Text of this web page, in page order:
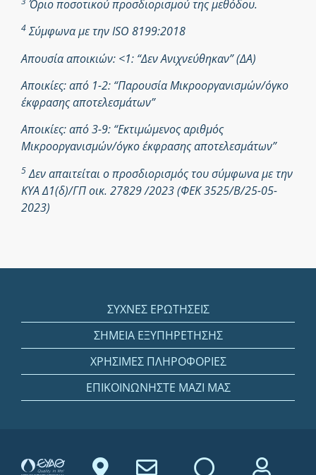
Όριο ποσοτικού προσδιορισμού της μεθόδου.
4Σύμφωνα με την ISO 8199:2018
Απουσία αποικιών: <1: “Δεν Ανιχνεύθηκαν” (ΔΑ)
Αποικίες: από 1-2: “Παρουσία Μικροοργανισμών/όγκο
έκφρασης αποτελεσμάτων”
Αποικίες: από 3-9: “Εκτιμώμενος αριθμός
Μικροοργανισμών/όγκο έκφρασης αποτελεσμάτων”
5Δεν απαιτείται ο προσδιορισμός του σύμφωνα με την
ΚΥΑ Δ1(δ)/ΓΠ οικ. 27829 /2023 (ΦΕΚ 3525/Β/25-05-
2023)
ΣΥΧΝΕΣ ΕΡΩΤΗΣΕΙΣ
ΣΗΜΕΙΑ ΕΞΥΠΗΡΕΤΗΣΗΣ
ΧΡΗΣΙΜΕΣ ΠΛΗΡΟΦΟΡΙΕΣ
ΕΠΙΚΟΙΝΩΝΗΣΤΕ ΜΑΖΙ ΜΑΣ